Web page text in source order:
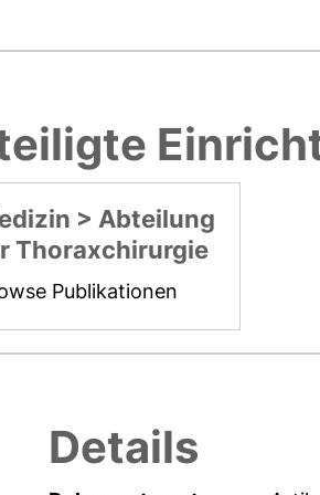
> Abteilung
Thoraxchirurgie
Publikationen
Details